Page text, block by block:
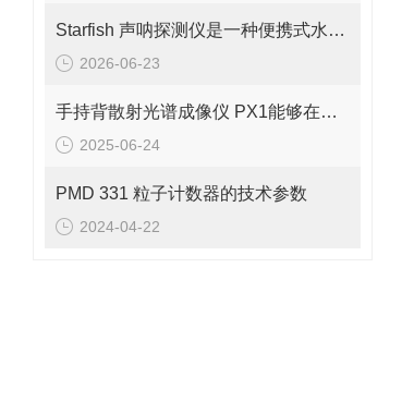
Starfish 声呐探测仪是一种便携式水下成像设备
2026-06-23
手持背散射光谱成像仪 PX1能够在短时间内生成被检测物体的图像
2025-06-24
PMD 331 粒子计数器的技术参数
2024-04-22